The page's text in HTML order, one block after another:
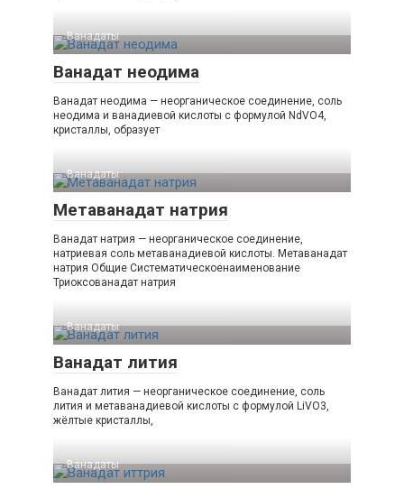
Ванадаты‎
Ванадат неодима
Ванадат неодима — неорганическое соединение, соль
неодима и ванадиевой кислоты с формулой NdVO4,
кристаллы, образует
Ванадаты‎
Метаванадат натрия
Ванадат натрия — неорганическое соединение,
натриевая соль метаванадиевой кислоты. Метаванадат
натрия Общие Систематическоенаименование
Триоксованадат натрия
Ванадаты‎
Ванадат лития
Ванадат лития — неорганическое соединение, соль
лития и метаванадиевой кислоты с формулой LiVO3,
жёлтые кристаллы,
Ванадаты‎